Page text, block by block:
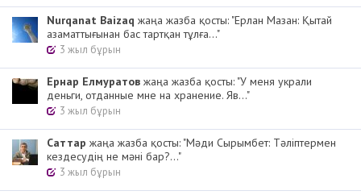
Nurqanat Baizaq жаңа жазба қосты: "Ерлан Мазан: Қытай
азаматтығынан бас тартқан тұлға..."
3 жыл бұрын
Ернар Елмуратов жаңа жазба қосты: "У меня украли
деньги, отданные мне на хранение. Яв..."
3 жыл бұрын
Cаттар жаңа жазба қосты: "Мәди Сырымбет: Тәліптермен
кездесудің не мәні бар?..."
3 жыл бұрын